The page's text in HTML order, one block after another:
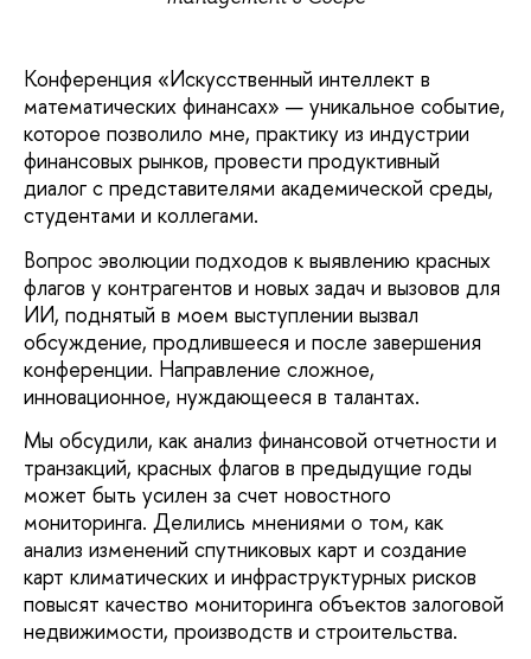
Конференция «Искусственный интеллект в
математических финансах» — уникальное событие,
которое позволило мне, практику из индустрии
финансовых рынков, провести продуктивный
диалог с представителями академической среды,
студентами и коллегами.
Вопрос эволюции подходов к выявлению красных
флагов у контрагентов и новых задач и вызовов для
ИИ, поднятый в моем выступлении вызвал
обсуждение, продлившееся и после завершения
конференции. Направление сложное,
инновационное, нуждающееся в талантах.
Мы обсудили, как анализ финансовой отчетности и
транзакций, красных флагов в предыдущие годы
может быть усилен за счет новостного
мониторинга. Делились мнениями о том, как
анализ изменений спутниковых карт и создание
карт климатических и инфраструктурных рисков
повысят качество мониторинга объектов залоговой
недвижимости, производств и строительства.